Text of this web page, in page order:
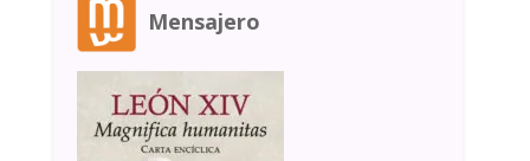
Mensajero